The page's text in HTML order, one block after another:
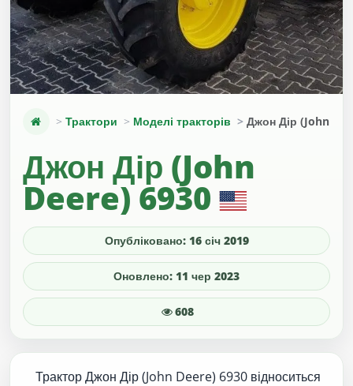
Трактори Моделі тракторів Джон Дір (John
Джон Дір (John
Deere) 6930
Опубліковано: 16 січ 2019
Оновлено: 11 чер 2023
608
Трактор Джон Дір (John Deere) 6930 відноситься